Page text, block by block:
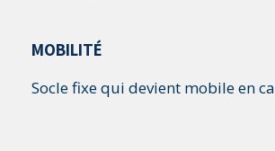
MOBILITÉ
Socle fixe qui devient mobile en